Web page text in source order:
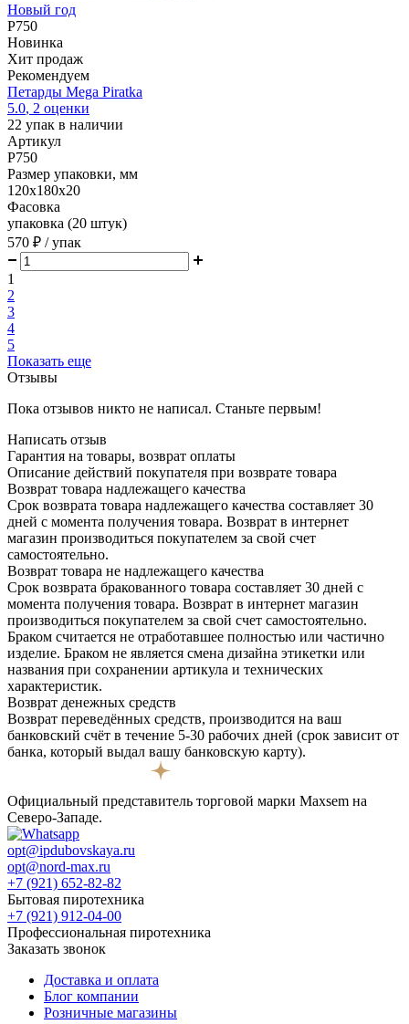
Новый год
P750
Новинка
Хит продаж
Рекомендуем
Петарды Mega Piratka
5.0, 2 оценки
22 упак в наличии
Артикул
P750
Размер упаковки, мм
120х180х20
Фасовка
упаковка (20 штук)
570 ₽ / упак
1
2
3
4
5
Показать еще
Отзывы
Пока отзывов никто не написал. Станьте первым!
Написать отзыв
Гарантия на товары, возврат оплаты
Описание действий покупателя при возврате товара
Возврат товара надлежащего качества
Срок возврата товара надлежащего качества составляет 30
дней с момента получения товара. Возврат в интернет
магазин производиться покупателем за свой счет
самостоятельно.
Возврат товара не надлежащего качества
Срок возврата бракованного товара составляет 30 дней с
момента получения товара. Возврат в интернет магазин
производиться покупателем за свой счет самостоятельно.
Браком считается не отработавшее полностью или частично
изделие. Браком не является смена дизайна этикетки или
названия при сохранении артикула и технических
характеристик.
Возврат денежных средств
Возврат переведённых средств, производится на ваш
банковский счёт в течение 5-30 рабочих дней (срок зависит от
банка, который выдал вашу банковскую карту).
Официальный представитель торговой марки Maxsem на
Северо-Западе.
opt@ipdubovskaya.ru
opt@nord-max.ru
+7 (921) 652-82-82
Бытовая пиротехника
+7 (921) 912-04-00
Профессиональная пиротехника
Заказать звонок
Доставка и оплата
Блог компании
Розничные магазины